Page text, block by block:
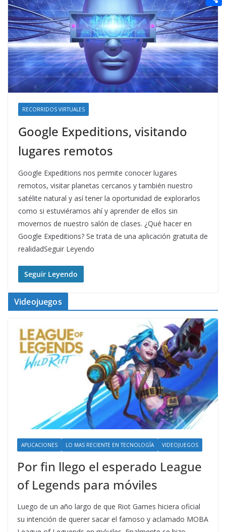
RECORRIDOS VIRTUALES
Google Expeditions, visitando
lugares remotos
Google Expeditions nos permite conocer lugares
remotos, visitar planetas cercanos y también nuestro
satélite natural y así tener la oportunidad de explorarlos
como si estuviéramos ahí y aprender de ellos sin
movernos de nuestro salón de clases. ¿Qué hacer en
Google Expeditions? Se trata de una aplicación gratuita de
realidadSeguir Leyendo
Seguir Leyendo
Videojuegos
APLICACIONES LO MAS RECIENTE EN TECNOLOGÍA VIDEOJUEGOS
Por fin llego el esperado League
of Legends para móviles
Luego de un año largo de que Riot Games hiciera oficial
su intención de querer sacar el famoso y aclamado MOBA
n
g
e
r
e
r
e
r
e
s
t
a
i
l
e
d
d
i
t
C
o
m
p
a
r